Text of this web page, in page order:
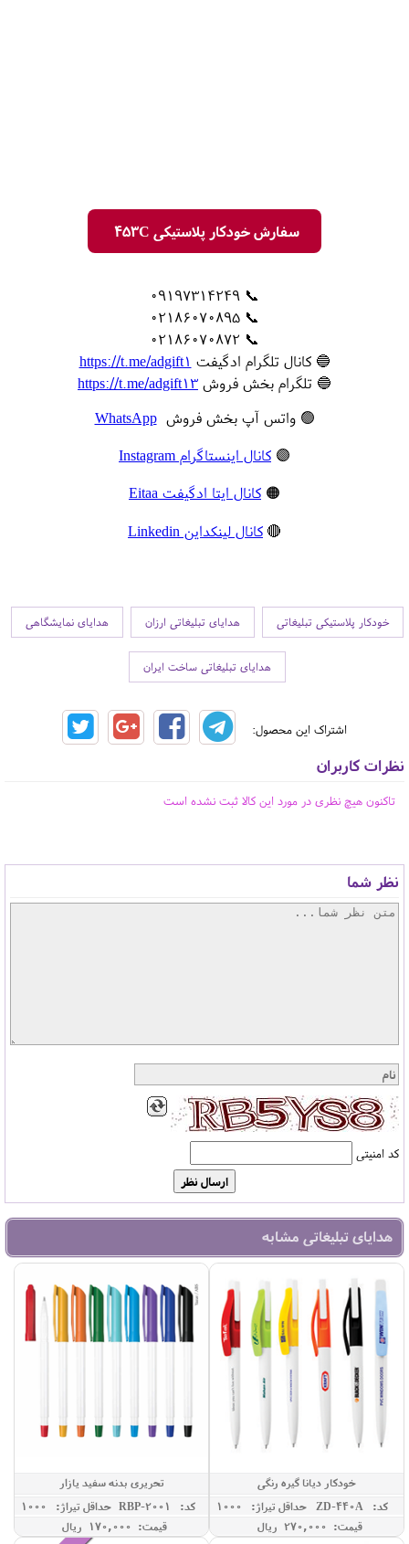
سفارش خودکار پلاستیکی 453C
📞 09197314249
📞 02186070895
📞 02186070872
🔵 کانال تلگرام ادگیفت https://t.me/adgift1
🔵 تلگرام بخش فروش https://t.me/adgift13
🟢 واتس آپ بخش فروشWhatsApp
🟣 کانال اینستاگرام Instagram
🟠 کانال ایتا ادگیفت Eitaa
🔴 کانال لینکداین Linkedin
خودکار پلاستیکی تبلیغاتی هدایای تبلیغاتی ارزان هدایای نمایشگاهی
هدایای تبلیغاتی ساخت ایران
اشتراک این محصول:
نظرات کاربران
تاکنون هیچ نظری در مورد این کالا ثبت نشده است
نظر شما
کد امنیتی
هدایای تبلیغاتی مشابه
خودکار دیانا گیره رنگی
کد: ZD-440A
حداقل تيراژ: 1000
قیمت: 270,000 ريال
تحریری بدنه سفید یازار
کد: RBP-2001
حداقل تيراژ: 1000
قیمت: 170,000 ريال